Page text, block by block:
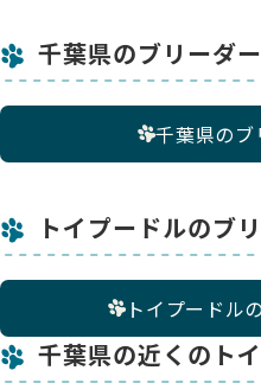
千葉県のブリーダ
千葉県のブ
トイプードルのブ
トイプードル
千葉県の近くのト